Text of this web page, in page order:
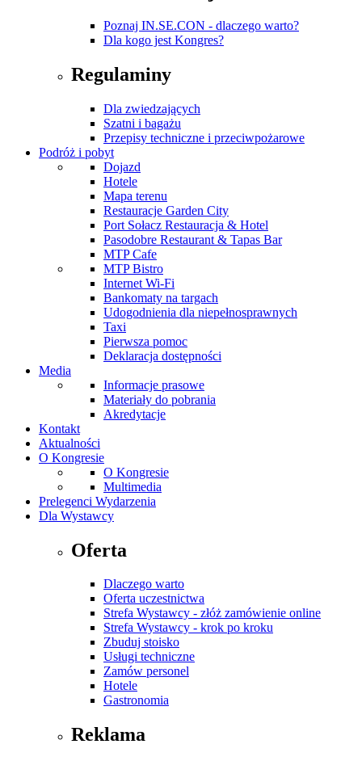
Poznaj IN.SE.CON - dlaczego warto?
Dla kogo jest Kongres?
Regulaminy
Dla zwiedzających
Szatni i bagażu
Przepisy techniczne i przeciwpożarowe
Podróż i pobyt
Dojazd
Hotele
Mapa terenu
Restauracje Garden City
Port Sołacz Restauracja & Hotel
Pasodobre Restaurant & Tapas Bar
MTP Cafe
MTP Bistro
Internet Wi-Fi
Bankomaty na targach
Udogodnienia dla niepełnosprawnych
Taxi
Pierwsza pomoc
Deklaracja dostępności
Media
Informacje prasowe
Materiały do pobrania
Akredytacje
Kontakt
Aktualności
O Kongresie
O Kongresie
Multimedia
Prelegenci Wydarzenia
Dla Wystawcy
Oferta
Dlaczego warto
Oferta uczestnictwa
Strefa Wystawcy - złóż zamówienie online
Strefa Wystawcy - krok po kroku
Zbuduj stoisko
Usługi techniczne
Zamów personel
Hotele
Gastronomia
Reklama